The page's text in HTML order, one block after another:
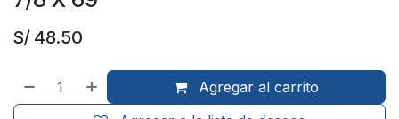
S/ 48.50
Agregar al carrito